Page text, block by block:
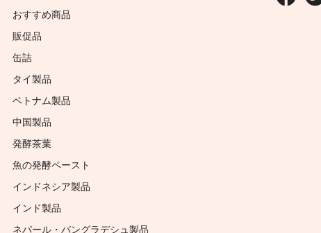
おすすめ商品
販促品
缶詰
タイ製品
ベトナム製品
中国製品
発酵茶葉
魚の発酵ペースト
インドネシア製品
インド製品
ネパール・バングラデシュ製品